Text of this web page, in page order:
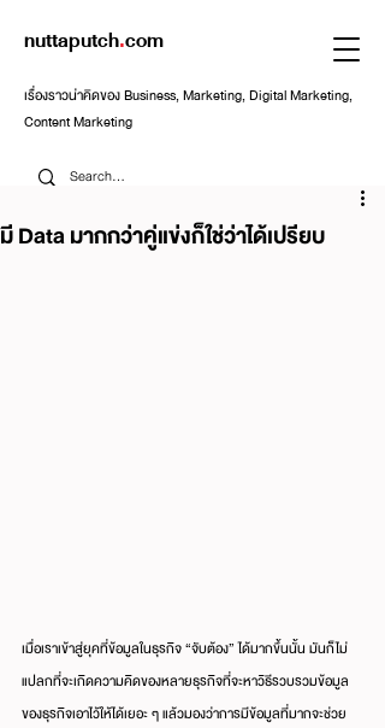
nuttaputch.com
เรื่องราวน่าคิดของ Business, Marketing, Digital Marketing,
Content Marketing
มี Data มากกว่าคู่แข่งก็ใช่ว่าได้เปรียบ
เมื่อเราเข้าสู่ยุคที่ข้อมูลในธุรกิจ “จับต้อง” ได้มากขึ้นนั้น มันก็ไม่
แปลกที่จะเกิดความคิดของหลายธุรกิจที่จะหาวิธีรวบรวมข้อมูล
ของธุรกิจเอาไว้ให้ได้เยอะ ๆ แล้วมองว่าการมีข้อมูลที่มากจะช่วย